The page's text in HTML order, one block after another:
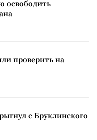
освободить
проверить на
с Бруклинского